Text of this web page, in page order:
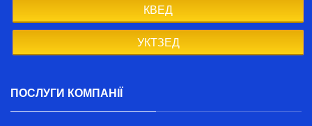
КВЕД
УКТЗЕД
ПОСЛУГИ КОМПАНІЇ